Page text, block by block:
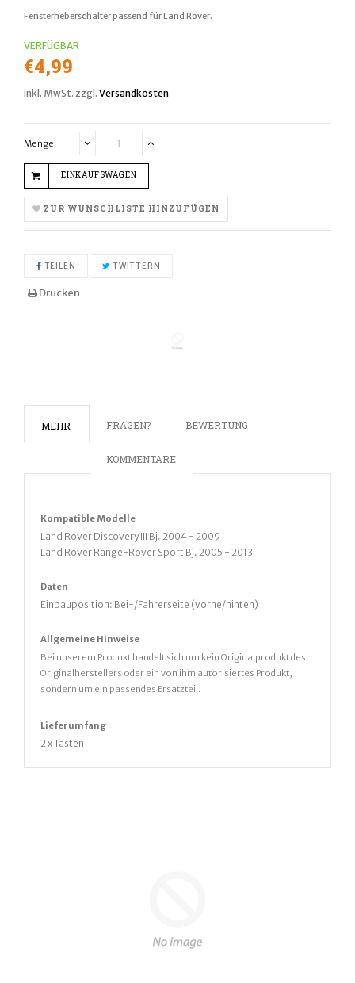
Fensterheberschalter passend für Land Rover.
VERFÜGBAR
Normaler
Preis
€4,99
inkl. MwSt. zzgl. Versandkosten
Menge
missing:
de.cart.general.reduce_quantity
EINKAUFSWAGEN
ZUR WUNSCHLISTE HINZUFÜGEN
TEILEN AUF FACEBOOK TEILEN
TWITTERN
Drucken
MEHR FRAGEN? BEWERTUNG
KOMMENTARE
Kompatible Modelle
Land Rover Discovery III Bj. 2004 - 2009
Land Rover Range-Rover Sport Bj. 2005 - 2013
Daten
Einbauposition: Bei-/Fahrerseite (vorne/hinten)
Allgemeine Hinweise
Bei unserem Produkt handelt sich um kein Originalprodukt des
Originalherstellers oder ein von ihm autorisiertes Produkt,
sondern um ein passendes Ersatzteil.
Lieferumfang
2 x Tasten